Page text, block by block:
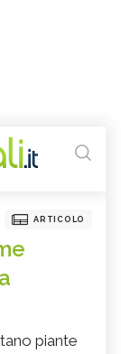
ARTICOLO
piante